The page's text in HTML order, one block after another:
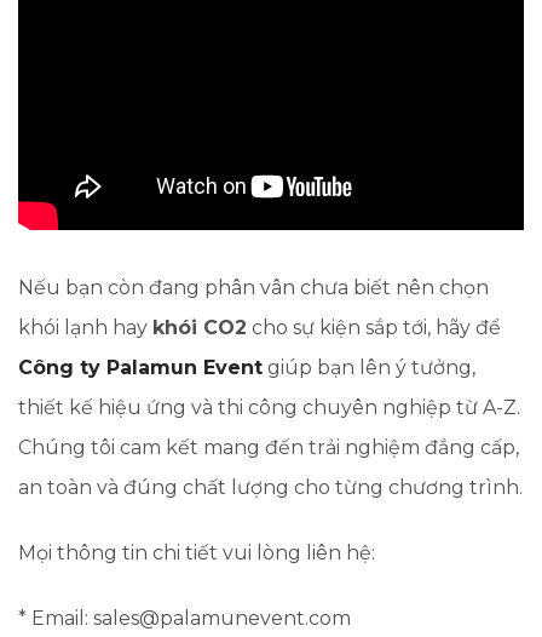
Nếu bạn còn đang phân vân chưa biết nên chọn
khói lạnh hay khói CO2 cho sự kiện sắp tới, hãy để
Công ty Palamun Event giúp bạn lên ý tưởng,
thiết kế hiệu ứng và thi công chuyên nghiệp từ A-Z.
Chúng tôi cam kết mang đến trải nghiệm đẳng cấp,
an toàn và đúng chất lượng cho từng chương trình.
Mọi thông tin chi tiết vui lòng liên hệ:
* Email: sales@palamunevent.com